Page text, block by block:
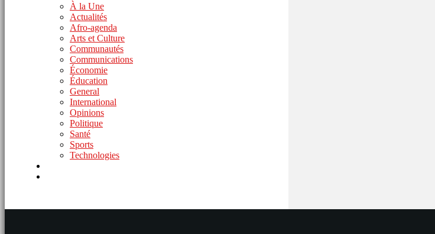
À la Une
Actualités
Afro-agenda
Arts et Culture
Communautés
Communications
Économie
Éducation
General
International
Opinions
Politique
Santé
Sports
Technologies